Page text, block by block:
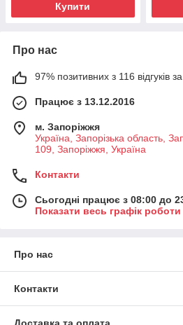
Купити
Про нас
97% позитивних з 116 відгуків за
Працює з 13.12.2016
м. Запоріжжя
Україна, Запорізька область,
109, Запоріжжя, Україна
Контакти
Сьогодні працює з 08:00 до
Показати весь графік роботи
Про нас
Контакти